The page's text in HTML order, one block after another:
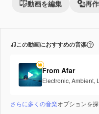
動画を編集 再
この動画におすすめの音楽
From Afar
Electronic, Ambient,
さらに多くの音楽オプションを